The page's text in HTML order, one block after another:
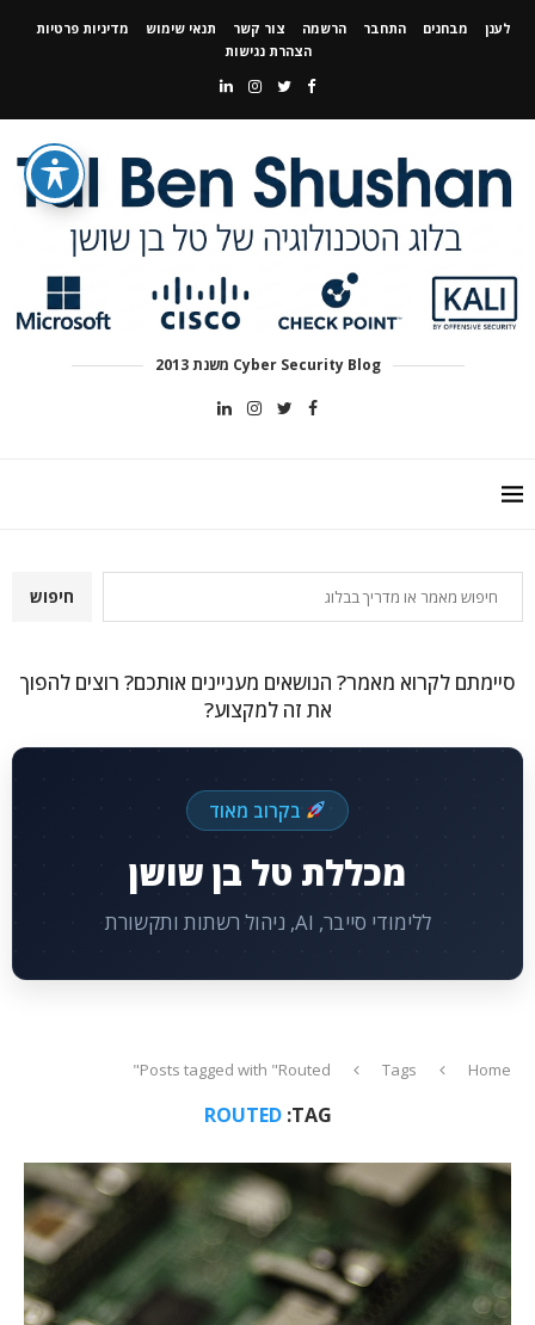
לענן מבחנים התחבר הרשמה צור קשר תנאי שימוש
מדיניות פרטיות
הצהרת נגישות
Cyber Security Blog משנת 2013
חיפוש
סיימתם לקרוא מאמר? הנושאים מעניינים אותכם? רוצים להפוך
את זה למקצוע?
בקרוב מאוד
מכללת טל בן שושן
ללימודי סייבר, AI, ניהול רשתות ותקשורת
Home
Tags
Posts tagged with "Routed"
TAG:
ROUTED